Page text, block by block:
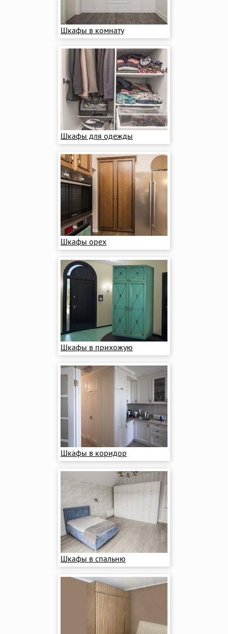
Шкафы в комнату
Шкафы для одежды
Шкафы орех
Шкафы в прихожую
Шкафы в коридор
Шкафы в спальню